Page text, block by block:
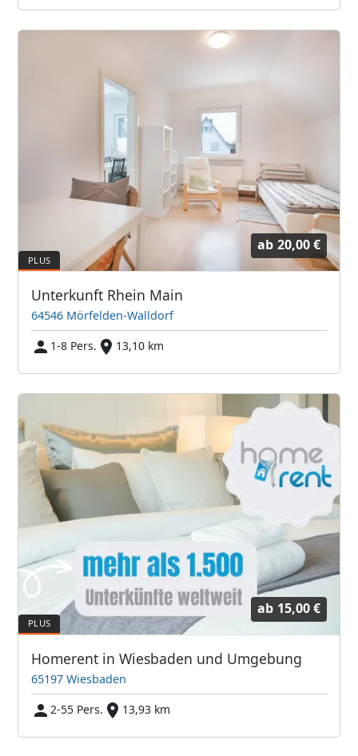
ab 20,00 €
Unterkunft Rhein Main
64546 Mörfelden-Walldorf
1-8 Pers.
13,10 km
ab 15,00 €
Homerent in Wiesbaden und Umgebung
65197 Wiesbaden
2-55 Pers.
13,93 km